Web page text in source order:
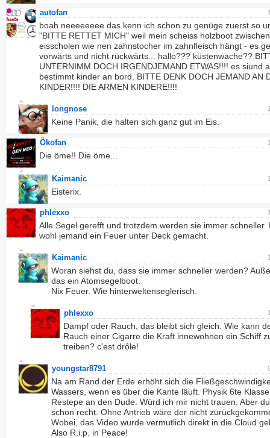
autofan
boah neeeeeeee das kenn ich schon zu genüge zuerst so
"BITTE RETTET MICH" weil mein scheiss holzboot zwischen
eisscholen wie nen zahnstocher im zahnfleisch hängt - es
vorwärts und nicht rückwärts... hallo??? küstenwache??
UNTERNIMM DOCH IRGENDJEMAND ETWAS!!!! es siund
bestimmt kinder an bord. BITTE DENK DOCH JEMAND AN
KINDER!!!! DIE ARMEN KINDERE!!!!
longnose
Keine Panik, die halten sich ganz gut im Eis.
Ökofan
Die öme!! Die öme...
Kaimanic
Eisterix.
phlexxo
Alle Segel gerefft und trotzdem werden sie immer schneller.
wohl jemand ein Feuer unter Deck gemacht.
Kaimanic
Woran siehst du, dass sie immer schneller werden?
das ein Atomsegelboot.
Nix Feuer. Wie hinterweltenseglerisch.
phlexxo
Dampf oder Rauch, das bleibt sich gleich. Wie kann
Rauch einer Cigarre die Kraft innewohnen ein Schiff
treiben? c'est drôle!
youngstar8791
Na am Rand der Erde erhöht sich die
Wassers, wenn es über die Kante läuft. Physik 6te
Restepe an den Dude. Würd ich mir nicht trauen. Aber
schon recht. Ohne Antrieb wäre der nicht
Wobei, das Video wurde vermutlich direkt in die Cloud
Also R.i.p. in Peace!